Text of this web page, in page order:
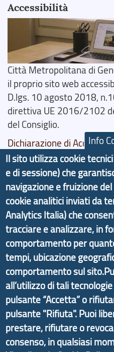
Accessibilità
Città Metropolitana di
il proprio sito web
D.lgs. 10 agosto 2018,
direttiva UE 2016/2102
del Consiglio.
Dichiarazione di
Il progetto Aree
Il portale di marketing
di Genova Città
partire dal progetto
promosso dal
Economico e finalizzato al
delle valli dell’entroterra.
informazioni ed
d'Area Antola-Tigullio, in
Liguria ed ANCI Liguria.
Info
Il sito utilizza cookie
e di sessione) che
navigazione e fruizione
cookie analitici inviati da
Analytics Italia) che
tracciare e analizzare, in
comportamento per
tempi, ubicazione
comportamento sul
all’utilizzo di tali
pulsante “Accetta” o
pulsante "Rifiuta". Puoi
prestare, rifiutare o
consenso, in qualsiasi